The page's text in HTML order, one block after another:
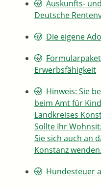
Auskunfts-
Deutsche
Die eigene
Erwerbsfähigkeit
Hinweis: Sie
beim Amt für
Landkreises
Sollte Ihr
Sie sich auch an
Konstanz
Hundesteuer